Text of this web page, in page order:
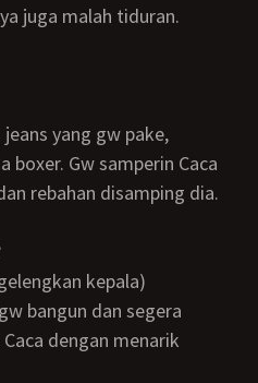
juga malah tiduran.
boxer. Gw samperin Caca
rebahan disamping dia.
kepala)
dengan menarik